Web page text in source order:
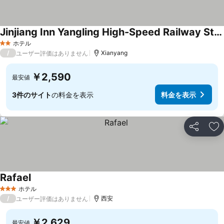
2 ホテルのランク
ホテル
Jinjiang Inn Yangling High-Speed Railway Station
料金を表示
/ ユーザー評価はありません Xianyang
最安値 ￥2,590
3件のサイトの料金を表示 料金を表示
シェア お
3 ホテルのランク
ホテル
Rafael料金を表示
/ ユーザー評価はありません 西安
最安値